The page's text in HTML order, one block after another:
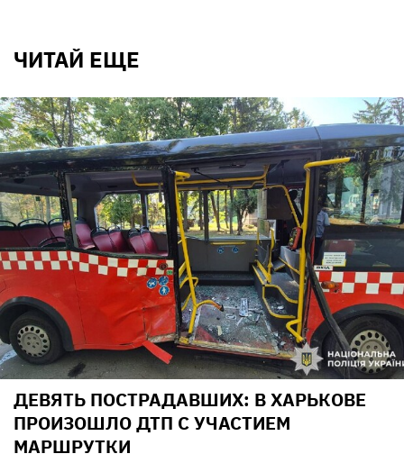
ЧИТАЙ ЕЩЕ
ДЕВЯТЬ ПОСТРАДАВШИХ: В ХАРЬКОВЕ
ПРОИЗОШЛО ДТП С УЧАСТИЕМ
МАРШРУТКИ